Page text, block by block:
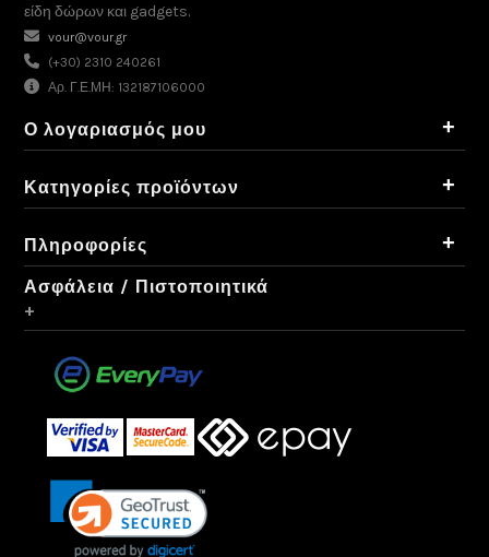
είδη δώρων και gadgets.
vour@vour.gr
(+30) 2310 240261
Αρ. Γ.Ε.ΜΗ: 132187106000
Ο λογαριασμός μου +
Κατηγορίες προϊόντων +
Πληροφορίες +
Ασφάλεια / Πιστοποιητικά
+